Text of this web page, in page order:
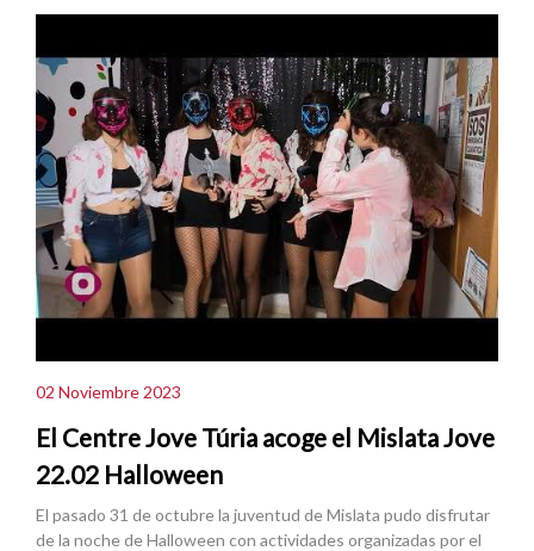
02 Noviembre 2023
El Centre Jove Túria acoge el Mislata Jove
22.02 Halloween
El pasado 31 de octubre la juventud de Mislata pudo disfrutar
de la noche de Halloween con actividades organizadas por el